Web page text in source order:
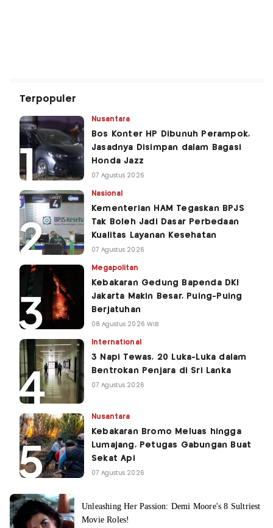
Terpopuler
Nusantara
Bos Konter HP Dibunuh Perampok,
Jasadnya Disimpan dalam Bagasi
Honda Jazz
07 Agustus 2026
Nasional
Kementerian HAM Tegaskan BPJS
Tak Boleh Jadi Dasar Perbedaan
Kualitas Layanan Kesehatan
07 Agustus 2026
Megapolitan
Kebakaran Gedung Bapenda DKI
Jakarta Makin Besar, Puing-Puing
Berjatuhan
08 Agustus 2026 WIB
International
3 Napi Tewas, 20 Luka-Luka dalam
Bentrokan Penjara di Sri Lanka
07 Agustus 2026
Nusantara
Kebakaran Bromo Meluas hingga
Lumajang, Petugas Gabungan Buat
Sekat Api
07 Agustus 2026